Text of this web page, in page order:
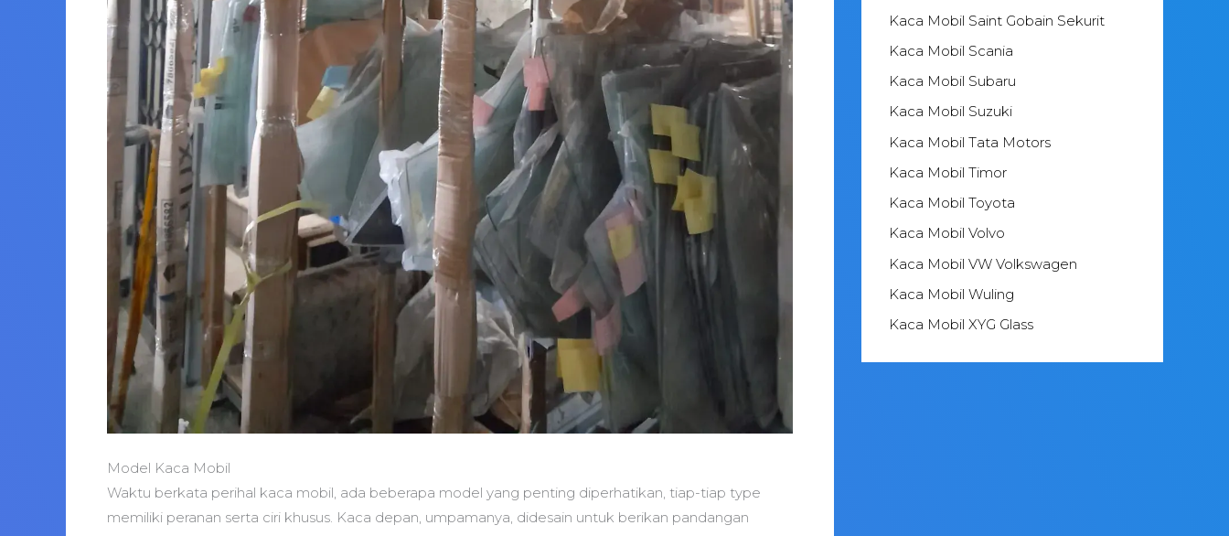
Model Kaca Mobil
Waktu berkata perihal kaca mobil, ada beberapa model yang penting diperhatikan, tiap-tiap type
memiliki peranan serta ciri khusus. Kaca depan, umpamanya, didesain untuk berikan pandangan
Kaca Mobil Saint Gobain Sekurit
Kaca Mobil Scania
Kaca Mobil Subaru
Kaca Mobil Suzuki
Kaca Mobil Tata Motors
Kaca Mobil Timor
Kaca Mobil Toyota
Kaca Mobil Volvo
Kaca Mobil VW Volkswagen
Kaca Mobil Wuling
Kaca Mobil XYG Glass